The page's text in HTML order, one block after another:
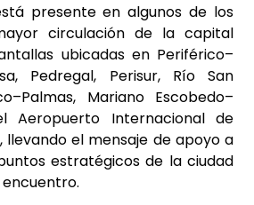
presente en algunos de los
circulación de la capital
ubicadas en Periférico–
Pedregal, Perisur, Río San
Mariano Escobedo–
Aeropuerto Internacional de
llevando el mensaje de apoyo a
estratégicos de la ciudad